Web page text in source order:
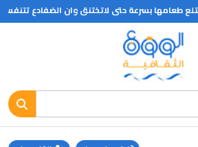
بسرعة حتى لاتختنق وان الضفادع تتنفس